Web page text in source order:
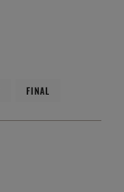
FINAL